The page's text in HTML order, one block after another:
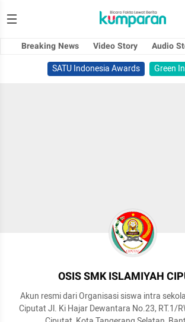
Breaking News Video Story Audio
SATU Indonesia Awards
Green
OSIS SMK ISLAMIYAH
Akun resmi dari Organisasi siswa intra
Ciputat Jl. Ki Hajar Dewantara No.23, RT.1/